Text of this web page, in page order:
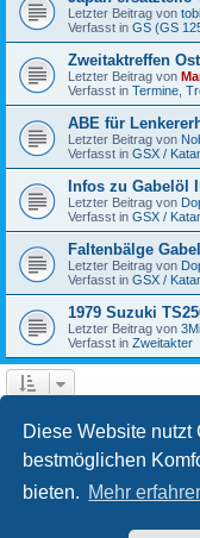
Diese Website nutzt
bestmöglichen
bieten. Mehr
Letzter Beitrag von tobi
Verfasst in GS (GS
Zweitaktreffen
Letzter Beitrag von
Verfasst in Termine,
ABE für
Letzter Beitrag von
Verfasst in GSX /
Infos zu Gabelöl
Letzter Beitrag von
Verfasst in GSX /
Faltenbälge
Letzter Beitrag von
Verfasst in GSX /
1979 Suzuki
Letzter Beitrag von
Verfasst in Zweitakter